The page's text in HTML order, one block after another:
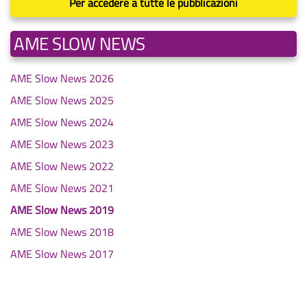
AME SLOW NEWS
AME Slow News 2026
AME Slow News 2025
AME Slow News 2024
AME Slow News 2023
AME Slow News 2022
AME Slow News 2021
AME Slow News 2019
AME Slow News 2018
AME Slow News 2017